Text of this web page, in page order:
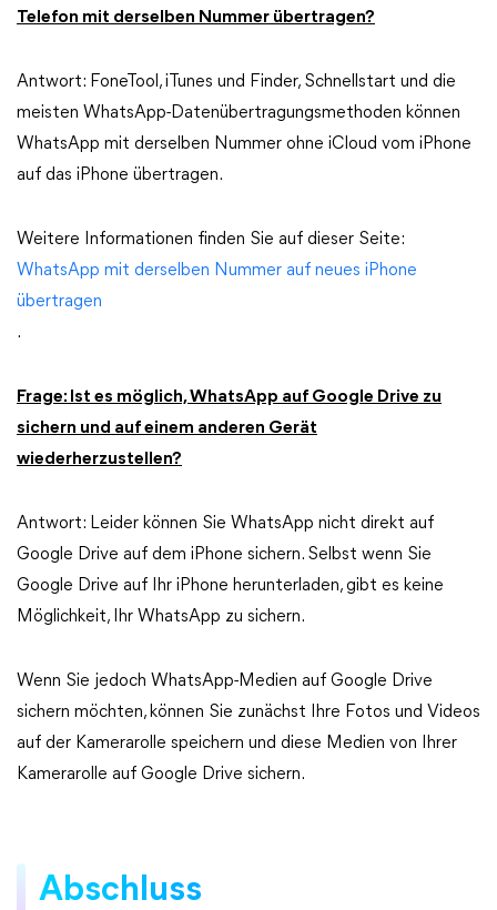
Telefon mit derselben Nummer übertragen?
Antwort: FoneTool, iTunes und Finder, Schnellstart und die
meisten WhatsApp-Datenübertragungsmethoden können
WhatsApp mit derselben Nummer ohne iCloud vom iPhone
auf das iPhone übertragen.
Weitere Informationen finden Sie auf dieser Seite:
WhatsApp mit derselben Nummer auf neues iPhone
übertragen
.
Frage: Ist es möglich, WhatsApp auf Google Drive zu
sichern und auf einem anderen Gerät
wiederherzustellen?
Antwort: Leider können Sie WhatsApp nicht direkt auf
Google Drive auf dem iPhone sichern. Selbst wenn Sie
Google Drive auf Ihr iPhone herunterladen, gibt es keine
Möglichkeit, Ihr WhatsApp zu sichern.
Wenn Sie jedoch WhatsApp-Medien auf Google Drive
sichern möchten, können Sie zunächst Ihre Fotos und Videos
auf der Kamerarolle speichern und diese Medien von Ihrer
Kamerarolle auf Google Drive sichern.
Abschluss